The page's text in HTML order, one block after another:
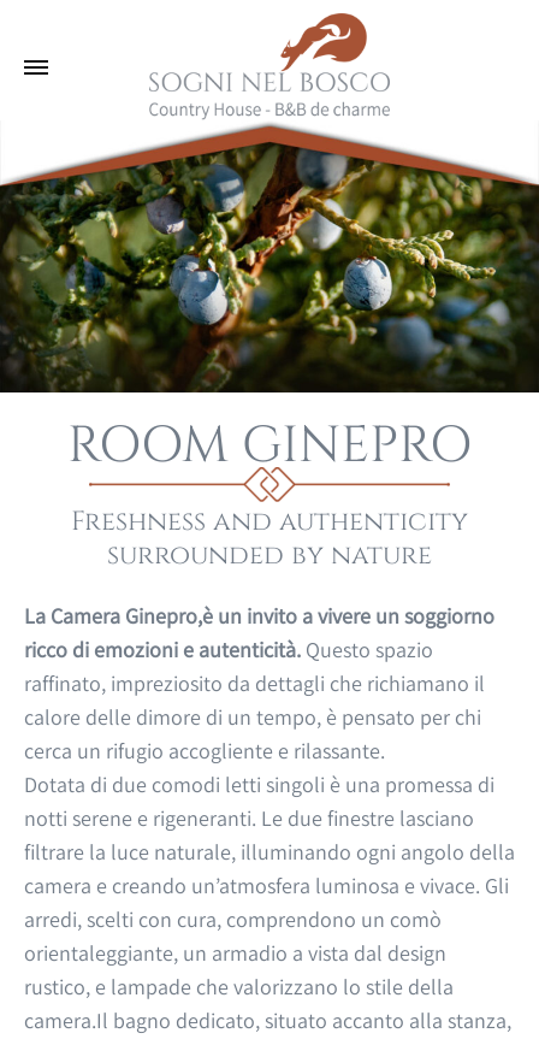
ROOM GINEPRO
Freshness and authenticity
surrounded by nature
La Camera Ginepro,è un invito a vivere un soggiorno
ricco di emozioni e autenticità. Questo spazio
raffinato, impreziosito da dettagli che richiamano il
calore delle dimore di un tempo, è pensato per chi
cerca un rifugio accogliente e rilassante.
Dotata di due comodi letti singoli è una promessa di
notti serene e rigeneranti. Le due finestre lasciano
filtrare la luce naturale, illuminando ogni angolo della
camera e creando un’atmosfera luminosa e vivace. Gli
arredi, scelti con cura, comprendono un comò
orientaleggiante, un armadio a vista dal design
rustico, e lampade che valorizzano lo stile della
camera.Il bagno dedicato, situato accanto alla stanza,